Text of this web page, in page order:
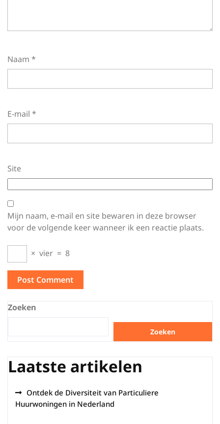
Naam *
E-mail *
Site
Mijn naam, e-mail en site bewaren in deze browser
voor de volgende keer wanneer ik een reactie plaats.
× vier = 8
Zoeken
Zoeken
Laatste artikelen
Ontdek de Diversiteit van Particuliere
Huurwoningen in Nederland